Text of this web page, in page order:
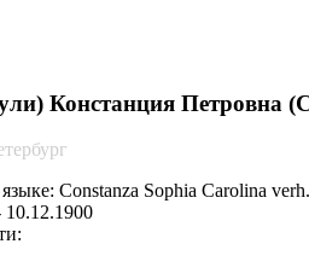
Констанция Петровна
Constanza Sophia Carolina